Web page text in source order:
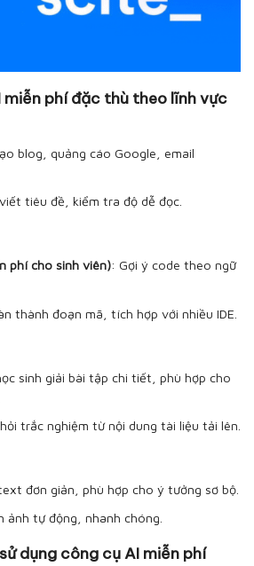
miễn phí đặc thù theo lĩnh vực
blog, quảng cáo Google, email
tiêu đề, kiểm tra độ dễ đọc.
phí cho sinh viên): Gợi ý code theo ngữ
thành đoạn mã, tích hợp với nhiều IDE.
sinh giải bài tập chi tiết, phù hợp cho
trắc nghiệm từ nội dung tài liệu tải lên.
đơn giản, phù hợp cho ý tưởng sơ bộ.
ảnh tự động, nhanh chóng.
dụng công cụ AI miễn phí